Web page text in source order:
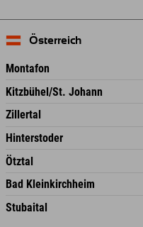
Österreich
Montafon
Dorfstr. 127b
6793 Gaschurn/Montafon
Österreich
Kitzbühel/St. Johann
Speckbacherstraße 87
Österreich
Zillertal
Schmiedau 2
Österreich
Hinterstoder
Freizeitpark 10
Österreich
Ötztal
Gscheat 14
Österreich
Bad Kleinkirchheim
Dorfstraße 24
Stubaital